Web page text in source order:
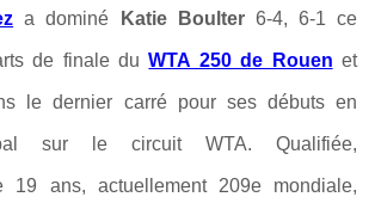
a dominé Katie Boulter6-4, 6-1 ce
de finale du WTA 250 de Rouen et
le dernier carré pour ses débuts en
sur le circuit WTA. Qualifiée,
19 ans, actuellement 209e mondiale,